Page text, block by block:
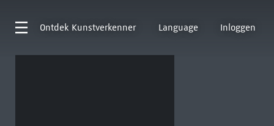
Ontdek Kunstverkenner Language Inloggen